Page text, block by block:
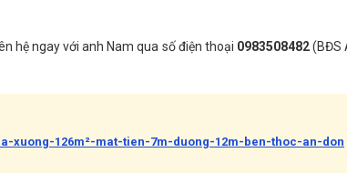
hệ ngay với anh Nam qua số điện thoại 0983508482(BĐS
xuong-126m²-mat-tien-7m-duong-12m-ben-thoc-an-don